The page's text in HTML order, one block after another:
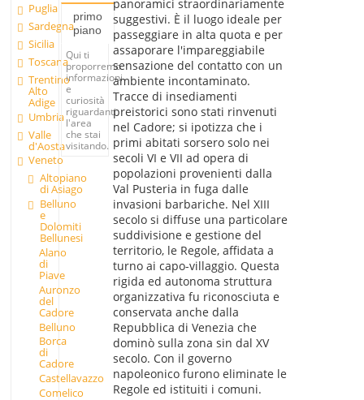
Puglia
Sardegna
Sicilia
Toscana
Trentino
Alto
Adige
Umbria
Valle
d'Aosta
Veneto
Altopiano
di Asiago
Belluno
e
Dolomiti
Bellunesi
Alano
di
Piave
Auronzo
del
Cadore
Belluno
Borca
di
Cadore
Castellavazzo
Comelico
primo
piano
Qui ti
proporremo
informazioni
e
curiosità
riguardanti
l'area
che stai
visitando.
panoramici straordinariamente
suggestivi. È il luogo ideale per
passeggiare in alta quota e per
assaporare l'impareggiabile
sensazione del contatto con un
ambiente incontaminato.
Tracce di insediamenti
preistorici sono stati rinvenuti
nel Cadore; si ipotizza che i
primi abitati sorsero solo nei
secoli VI e VII ad opera di
popolazioni provenienti dalla
Val Pusteria in fuga dalle
invasioni barbariche. Nel XIII
secolo si diffuse una particolare
suddivisione e gestione del
territorio, le Regole, affidata a
turno ai capo-villaggio. Questa
rigida ed autonoma struttura
organizzativa fu riconosciuta e
conservata anche dalla
Repubblica di Venezia che
dominò sulla zona sin dal XV
secolo. Con il governo
napoleonico furono eliminate le
Regole ed istituiti i comuni.